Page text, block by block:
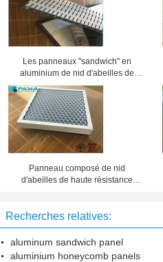
Les panneaux "sandwich" en
aluminium de nid d'abeilles de
preuve saine ont usiné la
préparation de surface
Panneau composé de nid
d'abeilles de haute résistance
Recherches relatives:
aluminum sandwich panel
aluminium honeycomb panels